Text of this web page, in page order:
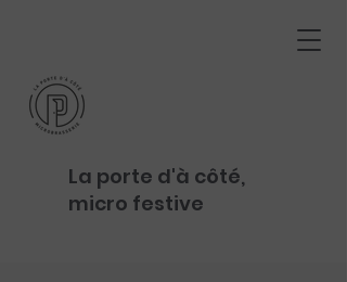
La porte d'à côté,
micro festive